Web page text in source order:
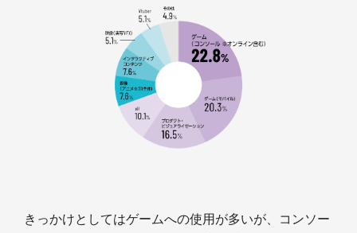
きっかけとしてはゲームへの使用が多いが、コンソー